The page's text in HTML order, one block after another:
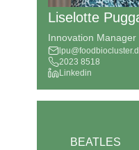
Liselotte
Innovation Manager
2023 8518
Linkedin
BEATLES